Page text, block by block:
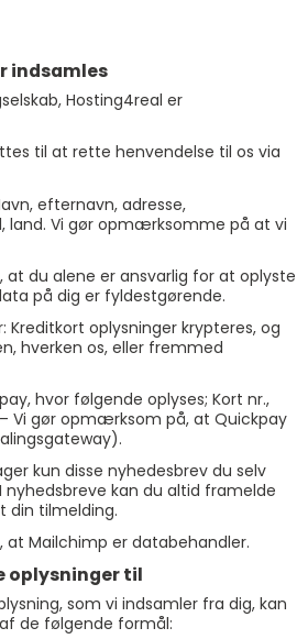
indsamles
Hosting4real er
til at rette henvendelse til os via
efternavn, adresse,
land. Vi gør opmærksomme på at vi
du alene er ansvarlig for at oplyste
på dig er fyldestgørende.
Kreditkort oplysninger krypteres, og
hverken os, eller fremmed
hvor følgende oplyses; Kort nr.,
Vi gør opmærksom på, at Quickpay
kun disse nyhedesbrev du selv
kan du altid framelde
din tilmelding.
Mailchimp er databehandler.
oplysninger til
som vi indsamler fra dig, kan
de følgende formål: